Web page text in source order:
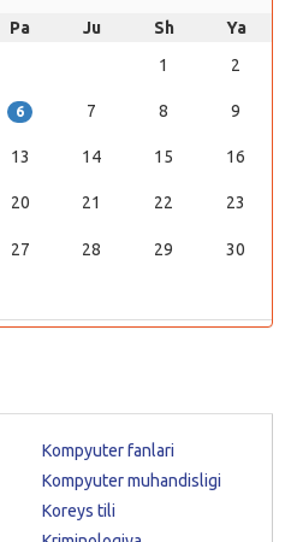
Pa Ju Sh
Ya
1
2
6 7 8 9
13 14 15 16
20 21 22 23
27 28 29 30
Kompyuter fanlari
Kompyuter muhandisligi
Koreys tili